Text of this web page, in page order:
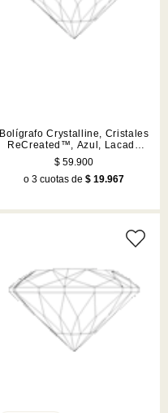
Bolígrafo Crystalline, Cristales
ReCreated™, Azul, Lacado
azul, acabado en tono
cromado
$ 59.900
o 3 cuotas de$ 19.967